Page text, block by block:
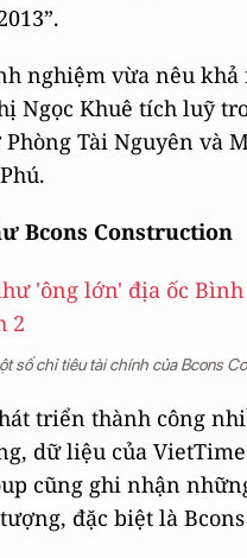
nghiệm vừa nêu khả
Ngọc Khuê tích luỹ
Phòng Tài Nguyên và
Bcons Construction
số chỉ tiêu tài chính của Bcons
triển thành công
dữ liệu của
cũng ghi nhận
đặc biệt là